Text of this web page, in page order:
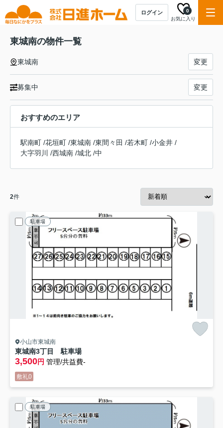
ログイン
お気に入り
0
東城南の物件一覧
東城南 変更
募集中 変更
おすすめのエリア
駅南町 /花垣町 /東城南 /東間々田 /若木町 /小金井 /
大字羽川
/西城南 /城北 /中
2件
駐車場
小山市東城南
東城南3丁目 駐車場
3,500円 管理/共益費-
敷礼0
駐車場